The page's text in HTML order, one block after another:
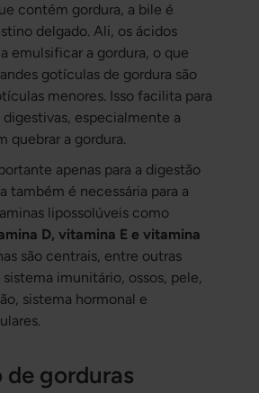
contém gordura, a bile é
delgado. Ali, os ácidos
emulsificar a gordura, o que
gotículas de gordura são
menores. Isso facilita para
digestivas, especialmente a
quebrar a gordura.
apenas para a digestão
também é necessária para a
lipossolúveis como
D, vitamina E e vitamina
são centrais, entre outras
imunitário, ossos, pele,
sistema hormonal e
de gorduras